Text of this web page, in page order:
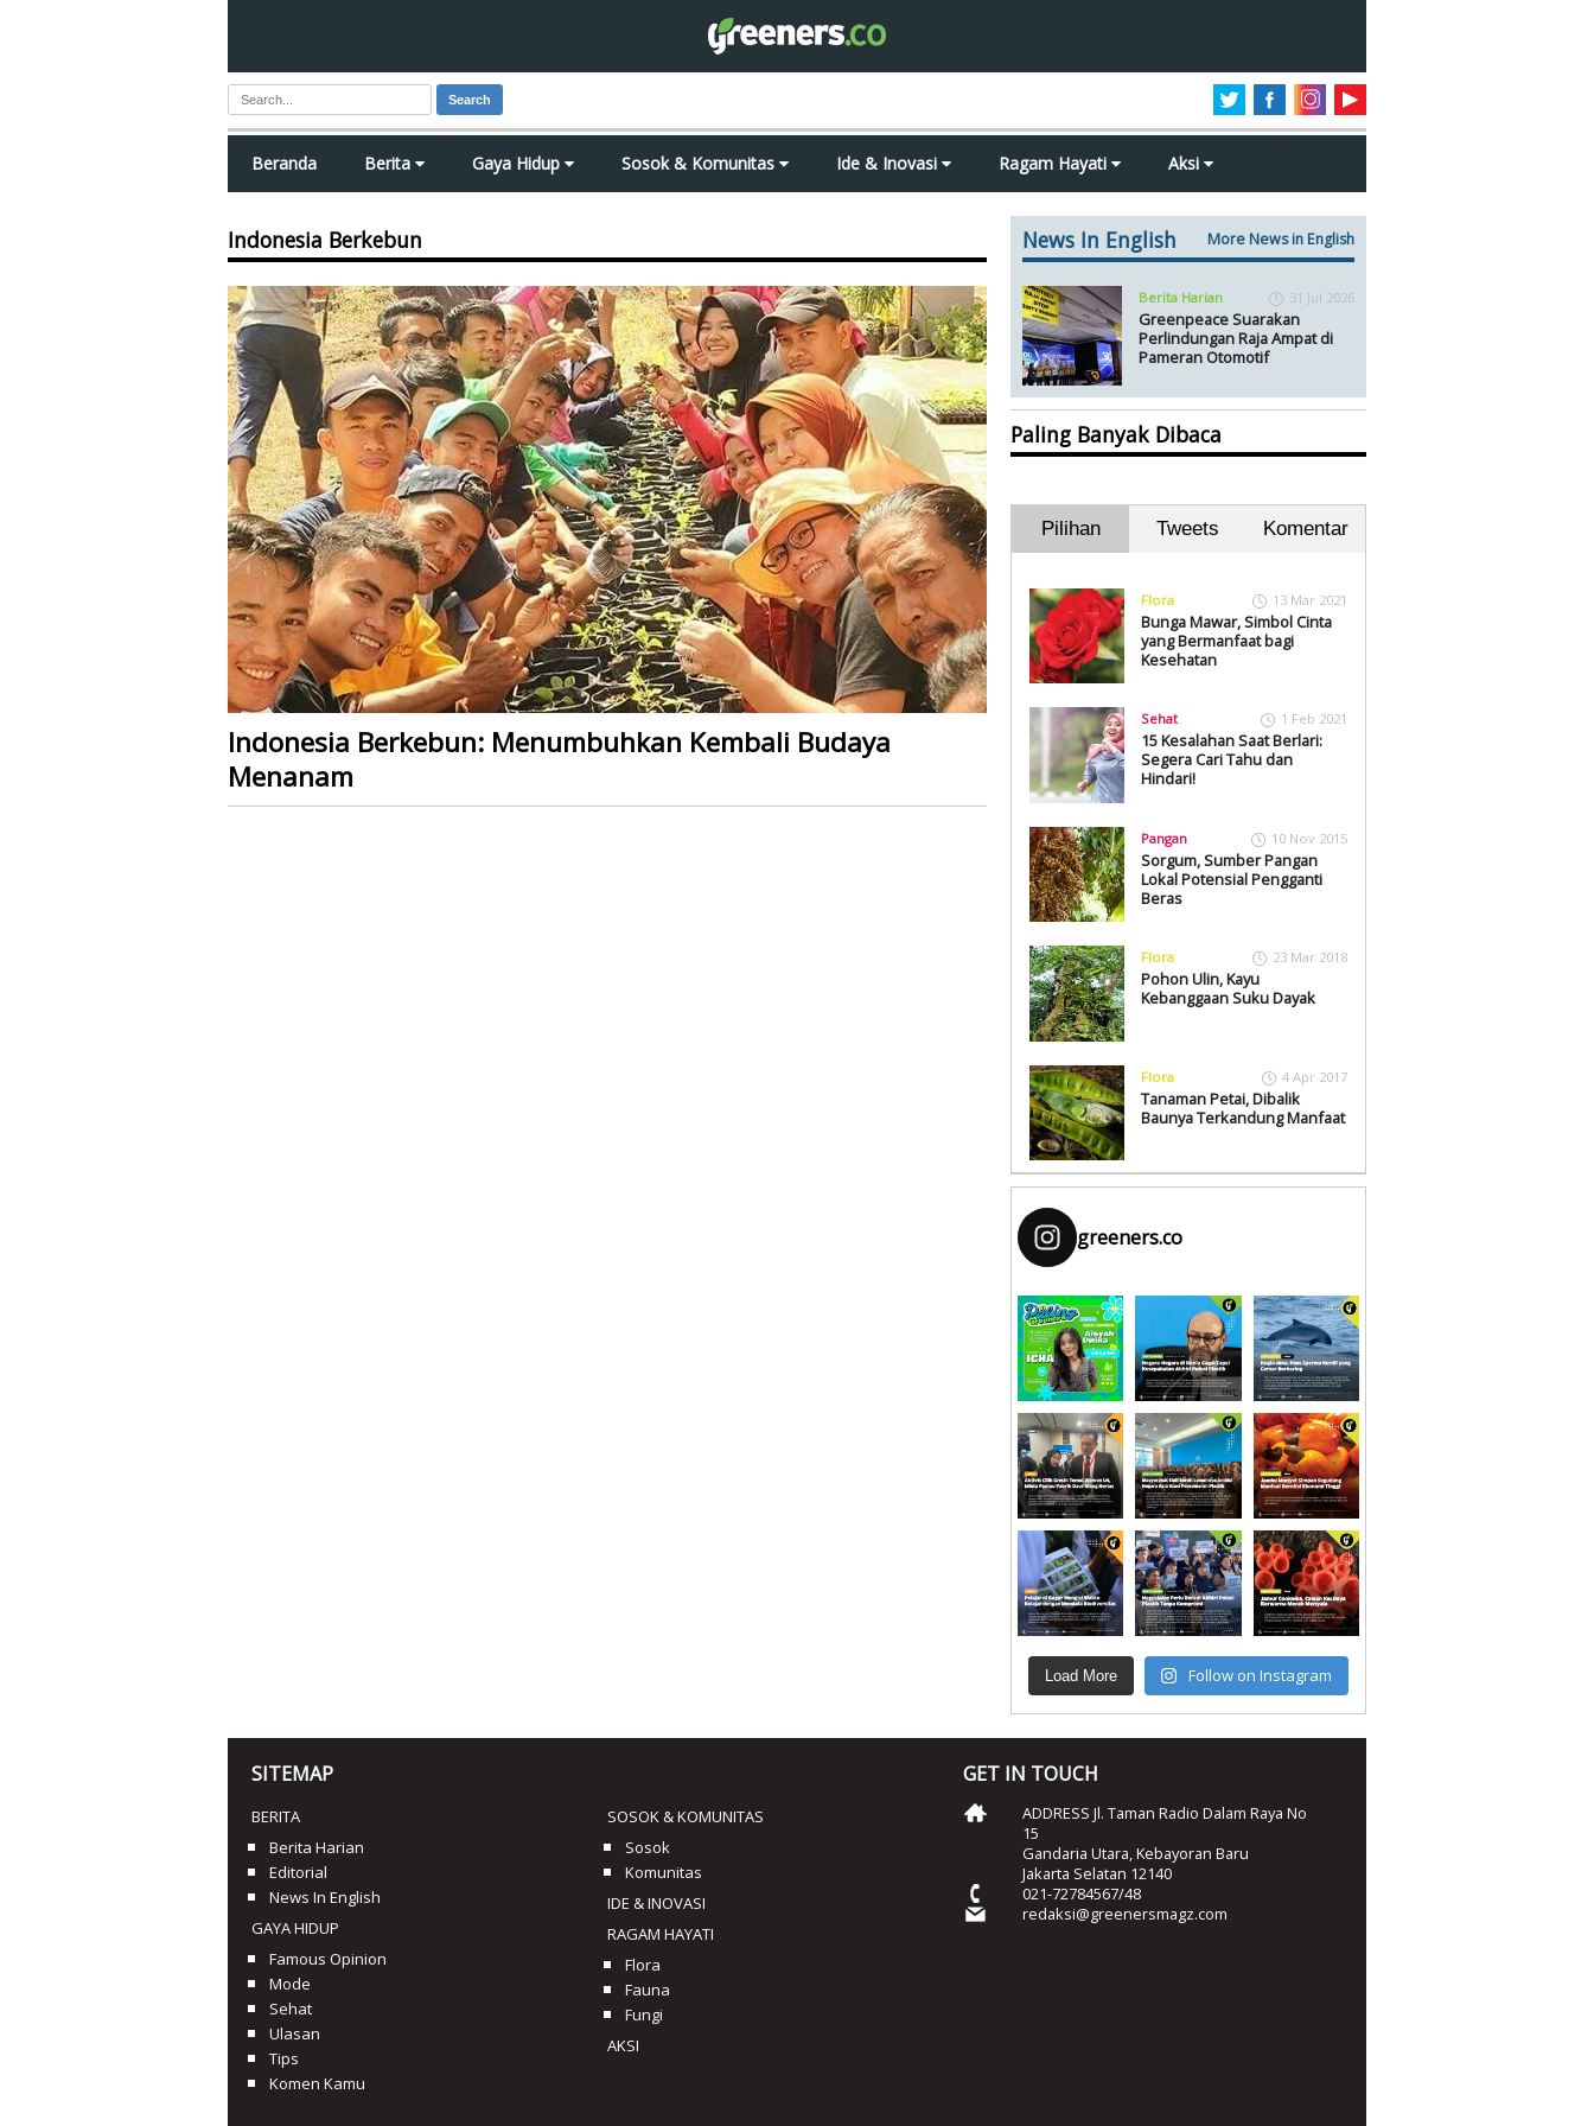
Search
Beranda Berita Gaya Hidup Sosok & Komunitas Ide & Inovasi Ragam Hayati Aksi
Indonesia Berkebun
Indonesia Berkebun: Menumbuhkan Kembali Budaya
Menanam
News In English More News in English
Berita Harian 31 Jul 2026
Greenpeace Suarakan
Perlindungan Raja Ampat di
Pameran Otomotif
Paling Banyak Dibaca
Pilihan Tweets Komentar
Flora 13 Mar 2021
Bunga Mawar, Simbol Cinta
yang Bermanfaat bagi
Kesehatan
Sehat 1 Feb 2021
15 Kesalahan Saat Berlari:
Segera Cari Tahu dan
Hindari!
Pangan 10 Nov 2015
Sorgum, Sumber Pangan
Lokal Potensial Pengganti
Beras
Flora 23 Mar 2018
Pohon Ulin, Kayu
Kebanggaan Suku Dayak
Flora 4 Apr 2017
Tanaman Petai, Dibalik
Baunya Terkandung Manfaat
greeners.co
Load More Follow on Instagram
SITEMAP
BERITA
Berita Harian
Editorial
News In English
GAYA HIDUP
Famous Opinion
Mode
Sehat
Ulasan
Tips
Komen Kamu
SOSOK & KOMUNITAS
Sosok
Komunitas
IDE & INOVASI
RAGAM HAYATI
Flora
Fauna
Fungi
AKSI
GET IN TOUCH
ADDRESS Jl. Taman Radio Dalam Raya No
15
Gandaria Utara, Kebayoran Baru
Jakarta Selatan 12140
021-72784567/48
redaksi@greenersmagz.com